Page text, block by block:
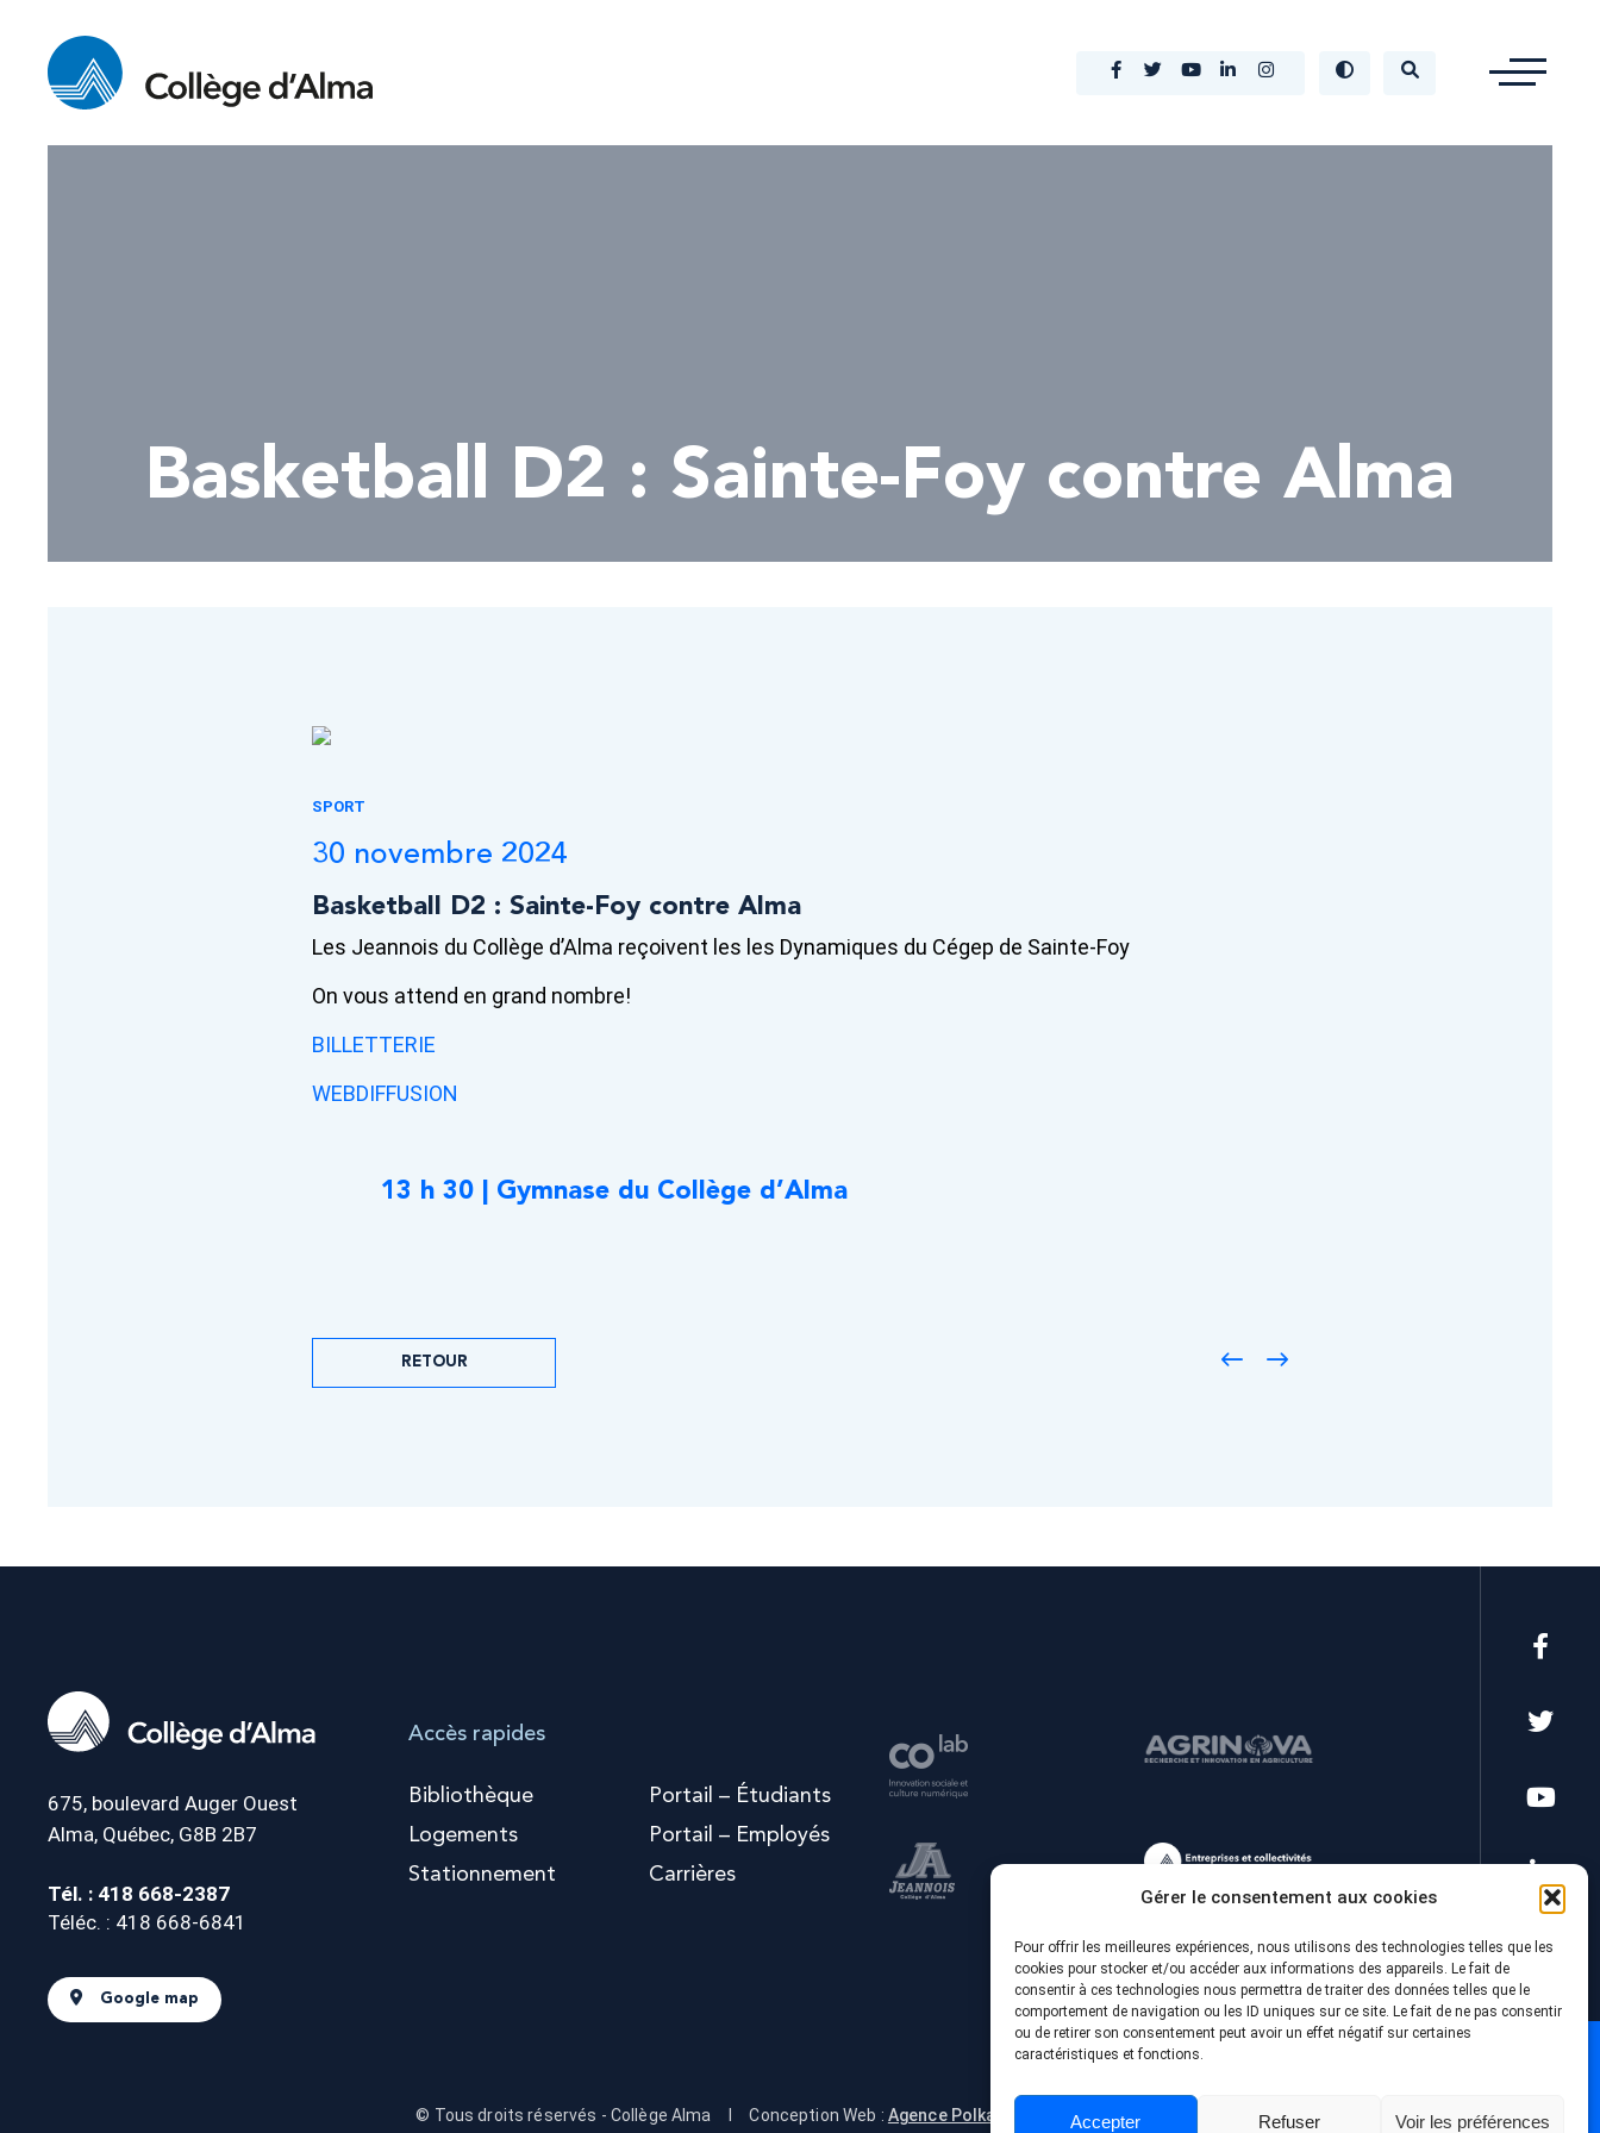
Gérer le consentement aux cookies
Pour offrir les meilleures expériences, nous utilisons des technologies telles que les
cookies pour stocker et/ou accéder aux informations des appareils. Le fait de
consentir à ces technologies nous permettra de traiter des données telles que le
comportement de navigation ou les ID uniques sur ce site. Le fait de ne pas consentir
ou de retirer son consentement peut avoir un effet négatif sur certaines
caractéristiques et fonctions.
Accepter Refuser Voir les préférences
Basketball D2 : Sainte-Foy contre Alma
SPORT
30 novembre 2024
Basketball D2 : Sainte-Foy contre Alma
Les Jeannois du Collège d’Alma reçoivent les les Dynamiques du Cégep de Sainte-Foy
On vous attend en grand nombre!
BILLETTERIE
WEBDIFFUSION
13 h 30 | Gymnase du Collège d’Alma
RETOUR
675, boulevard Auger Ouest
Alma, Québec, G8B 2B7
Tél. : 418 668-2387
Téléc. : 418 668-6841
Google map
Accès rapides
Bibliothèque
Logements
Stationnement
Portail – Étudiants
Portail – Employés
Carrières
© Tous droits réservés - Collège Alma Conception Web : Agence Polka/Arsenal